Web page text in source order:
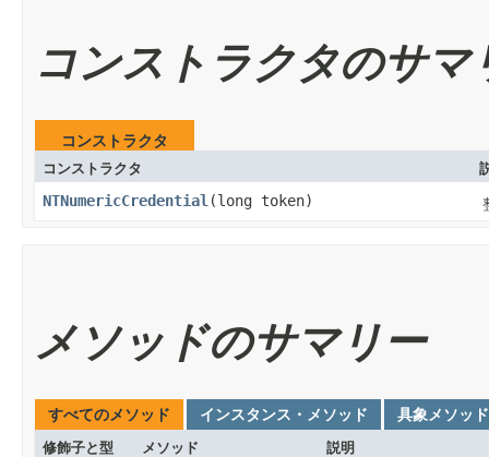
コンストラクタのサマ
コンストラクタ
コンストラクタ
NTNumericCredential ​(long token)
メソッドのサマリー
すべてのメソッド インスタンス・メソッド 具象メソッド
修飾子と型 メソッド 説明